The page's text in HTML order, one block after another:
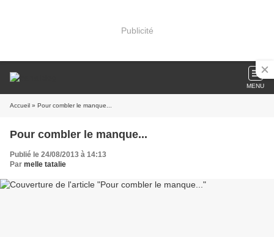
Publicité
MENU
Accueil » Pour combler le manque...
Pour combler le manque...
Publié le 24/08/2013 à 14:13
Par melle tatalie